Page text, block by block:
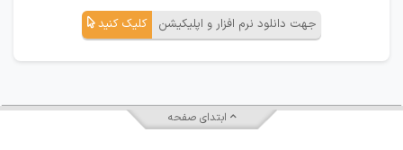
جهت دانلود نرم افزار و اپلیکیشن کلیک کنید
ابتدای صفحه